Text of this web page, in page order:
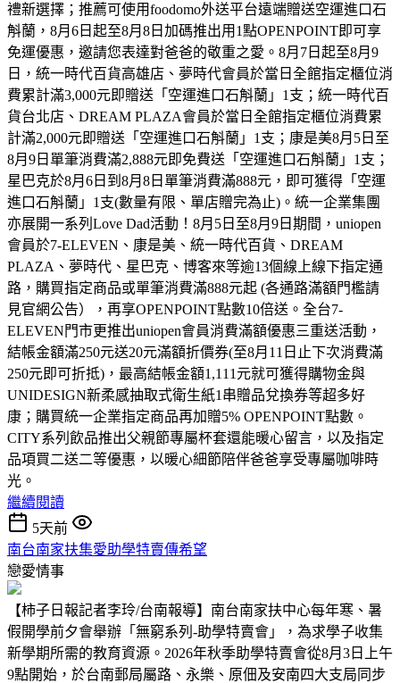
禮新選擇；推薦可使用foodomo外送平台遠端贈送空運進口石
斛蘭，8月6日起至8月8日加碼推出用1點OPENPOINT即可享
免運優惠，邀請您表達對爸爸的敬重之愛。8月7日起至8月9
日，統一時代百貨高雄店、夢時代會員於當日全館指定櫃位消
費累計滿3,000元即贈送「空運進口石斛蘭」1支；統一時代百
貨台北店、DREAM PLAZA會員於當日全館指定櫃位消費累
計滿2,000元即贈送「空運進口石斛蘭」1支；康是美8月5日至
8月9日單筆消費滿2,888元即免費送「空運進口石斛蘭」1支；
星巴克於8月6日到8月8日單筆消費滿888元，即可獲得「空運
進口石斛蘭」1支(數量有限、單店贈完為止)。統一企業集團
亦展開一系列Love Dad活動！8月5日至8月9日期間，uniopen
會員於7-ELEVEN、康是美、統一時代百貨、DREAM
PLAZA、夢時代、星巴克、博客來等逾13個線上線下指定通
路，購買指定商品或單筆消費滿888元起 (各通路滿額門檻請
見官網公告），再享OPENPOINT點數10倍送。全台7-
ELEVEN門市更推出uniopen會員消費滿額優惠三重送活動，
結帳金額滿250元送20元滿額折價券(至8月11日止下次消費滿
250元即可折抵)，最高結帳金額1,111元就可獲得購物金與
UNIDESIGN新柔感抽取式衛生紙1串贈品兌換券等超多好
康；購買統一企業指定商品再加贈5% OPENPOINT點數。
CITY系列飲品推出父親節專屬杯套還能暖心留言，以及指定
品項買二送二等優惠，以暖心細節陪伴爸爸享受專屬咖啡時
光。
繼續閱讀
5天前
南台南家扶集愛助學特賣傳希望
戀愛情事
【柿子日報記者李玲/台南報導】南台南家扶中心每年寒、暑
假開學前夕會舉辦「無窮系列-助學特賣會」，為求學子收集
新學期所需的教育資源。2026年秋季助學特賣會從8月3日上午
9點開始，於台南郵局屬路、永樂、原佃及安南四大支局同步